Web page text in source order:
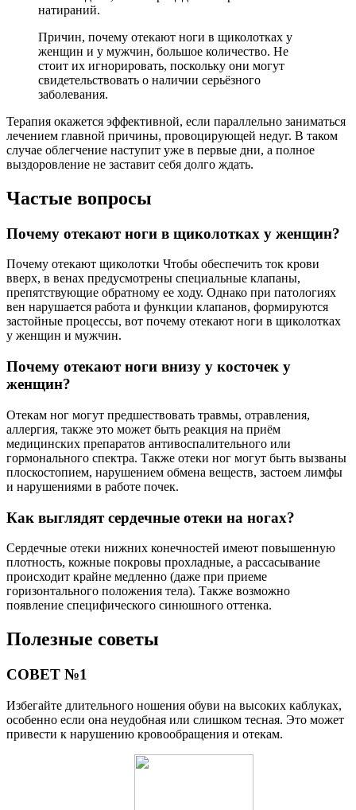
натираний.
Причин, почему отекают ноги в щиколотках у
женщин и у мужчин, большое количество. Не
стоит их игнорировать, поскольку они могут
свидетельствовать о наличии серьёзного
заболевания.
Терапия окажется эффективной, если параллельно заниматься
лечением главной причины, провоцирующей недуг. В таком
случае облегчение наступит уже в первые дни, а полное
выздоровление не заставит себя долго ждать.
Частые вопросы
Почему отекают ноги в щиколотках у женщин?
Почему отекают щиколотки Чтобы обеспечить ток крови
вверх, в венах предусмотрены специальные клапаны,
препятствующие обратному ее ходу. Однако при патологиях
вен нарушается работа и функции клапанов, формируются
застойные процессы, вот почему отекают ноги в щиколотках
у женщин и мужчин.
Почему отекают ноги внизу у косточек у
женщин?
Отекам ног могут предшествовать травмы, отравления,
аллергия, также это может быть реакция на приём
медицинских препаратов антивоспалительного или
гормонального спектра. Также отеки ног могут быть вызваны
плоскостопием, нарушением обмена веществ, застоем лимфы
и нарушениями в работе почек.
Как выглядят сердечные отеки на ногах?
Сердечные отеки нижних конечностей имеют повышенную
плотность, кожные покровы прохладные, а рассасывание
происходит крайне медленно (даже при приеме
горизонтального положения тела). Также возможно
появление специфического синюшного оттенка.
Полезные советы
СОВЕТ №1
Избегайте длительного ношения обуви на высоких каблуках,
особенно если она неудобная или слишком тесная. Это может
привести к нарушению кровообращения и отекам.